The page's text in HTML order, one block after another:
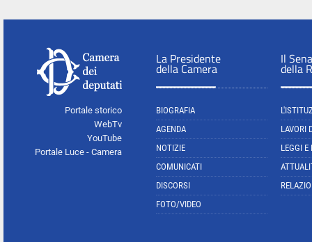
Portale storico
WebTv
YouTube
Portale Luce - Camera
La Presidente
della Camera
BIOGRAFIA
AGENDA
NOTIZIE
COMUNICATI
DISCORSI
FOTO/VIDEO
Il
della
LAVORI
LEGGI E